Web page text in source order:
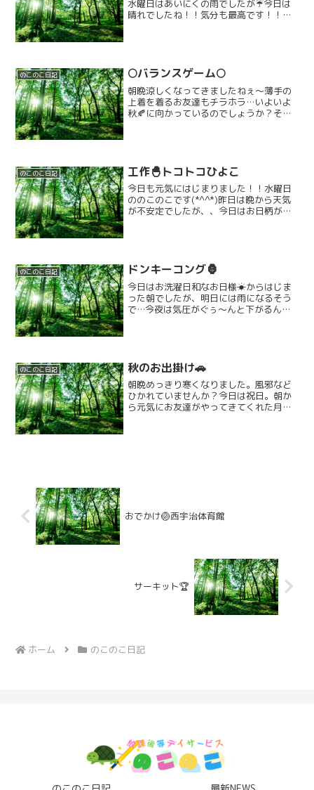
水曜日はあいにくの雨でしたが☔️今日は
晴れでしたね！！気分も最高です！！せ
のこのこ日記 🌕️バランスゲーム🌕️
朝晩涼しくなってきましたねぇ〜薄手の
上着を着るお友達もチラホラ…いよいよ
秋🍂に向かっているのでしょうか？そこ
のこのこ日記 工作🐣トコトコひよこ
今日も元気にはじまりました！！水曜日
ののこのこです(*^^*)昨日は晩から天気
が不安定でしたが、、今日はお日柄が良
のこのこ日記 ドンキーコング🦍
今日はお洗濯日和なお日様☀からはじま
った朝でしたが、明日には雨になるそう
で…今夜は気圧がぐぅ～んと下がるんだ
のこのこ日記 秋のお出掛け🚗
朝晩めっきり寒くなりました。風邪など
ひかれていませんか？今日は祝日。朝か
ら元気にお友達がやってきてくれた月曜
おでかけ🏐西宇治体育館
サーキット🏆
ホーム のこのこ日記